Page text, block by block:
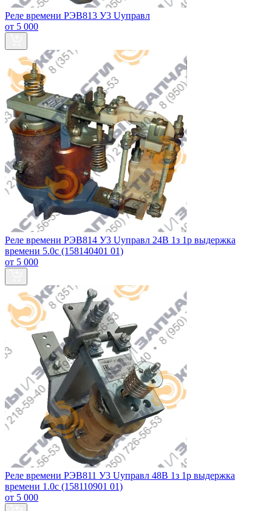
Реле времени РЭВ813 У3 Uуправл
от 5 000
Реле времени РЭВ814 У3 Uуправл 24В 1з 1р выдержка
времени 5.0с (158140401 01)
от 5 000
Реле времени РЭВ811 У3 Uуправл 48В 1з 1р выдержка
времени 1.0с (158110901 01)
от 5 000